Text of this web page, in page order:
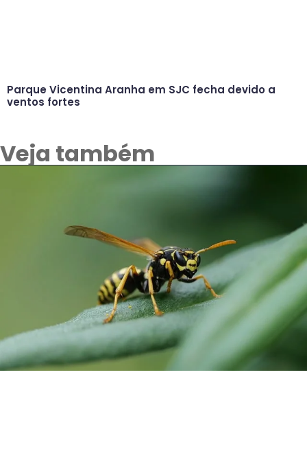
Parque Vicentina Aranha em SJC fecha devido a
ventos fortes
Veja também